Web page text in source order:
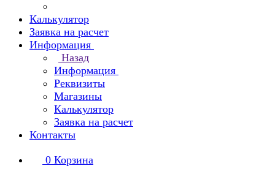
Калькулятор
Заявка на расчет
Информация
Назад
Информация
Реквизиты
Магазины
Калькулятор
Заявка на расчет
Контакты
0 Корзина